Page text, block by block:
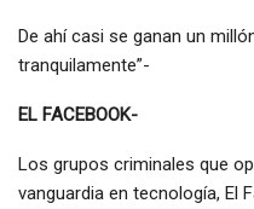
De ahí casi se ganan un
tranquilamente”-
EL FACEBOOK-
Los grupos criminales que
vanguardia en tecnología, El